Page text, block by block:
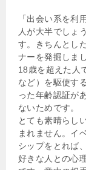
「出会い系を利
人が大半でしょ
す。きちんとし
ナーを発掘しま
18歳を超えた人
など）を駆使す
った年齢認証が
ないためです。
とても素晴らし
まれません。イ
シップをとれば
好きな人との心